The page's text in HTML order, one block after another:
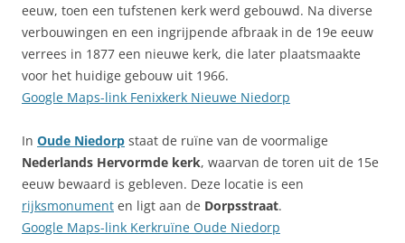
eeuw, toen een tufstenen kerk werd gebouwd. Na diverse
verbouwingen en een ingrijpende afbraak in de 19e eeuw
verrees in 1877 een nieuwe kerk, die later plaatsmaakte
voor het huidige gebouw uit 1966.
Google Maps-link Fenixkerk Nieuwe Niedorp
In Oude Niedorp staat de ruïne van de voormalige
Nederlands Hervormde kerk, waarvan de toren uit de 15e
eeuw bewaard is gebleven. Deze locatie is een
rijksmonument en ligt aan de Dorpsstraat.
Google Maps-link Kerkruïne Oude Niedorp